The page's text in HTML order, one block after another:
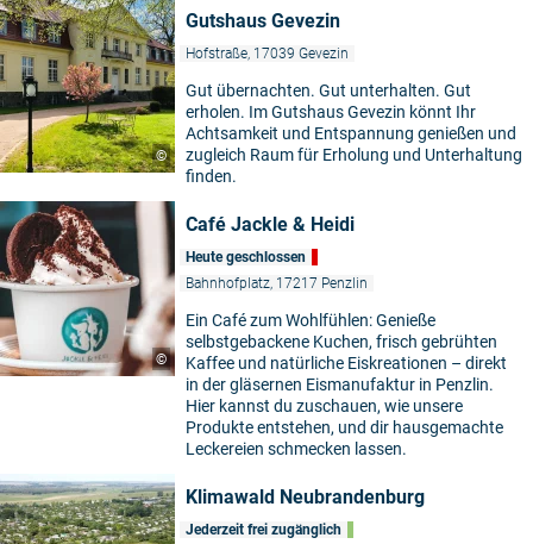
©
Gutshaus Gevezin
Hofstraße, 17039 Gevezin
Gut übernachten. Gut unterhalten. Gut
erholen. Im Gutshaus Gevezin könnt Ihr
Achtsamkeit und Entspannung genießen und
zugleich Raum für Erholung und Unterhaltung
finden.
©
Café Jackle & Heidi
Heute geschlossen
Bahnhofplatz, 17217 Penzlin
Ein Café zum Wohlfühlen: Genieße
selbstgebackene Kuchen, frisch gebrühten
Kaffee und natürliche Eiskreationen – direkt
in der gläsernen Eismanufaktur in Penzlin.
Hier kannst du zuschauen, wie unsere
Produkte entstehen, und dir hausgemachte
Leckereien schmecken lassen.
Klimawald Neubrandenburg
Jederzeit frei zugänglich